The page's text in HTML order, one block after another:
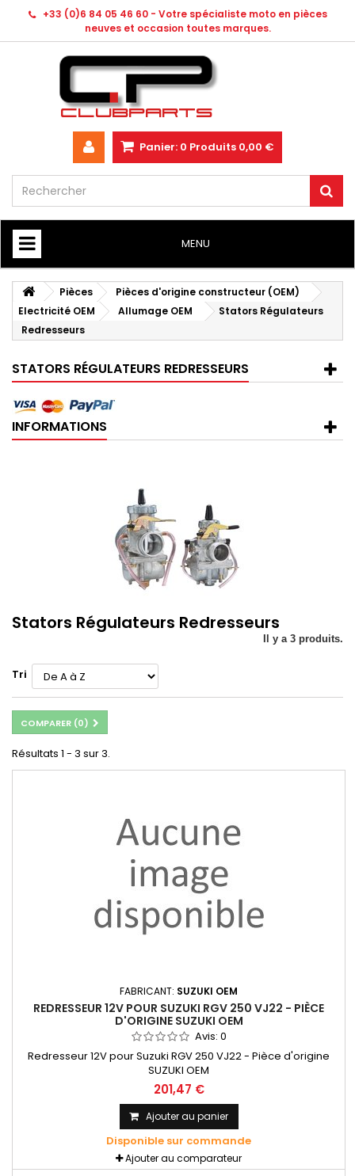
+33 (0)6 84 05 46 60 - Votre spécialiste moto en pièces
neuves et occasion toutes marques.
Panier: 0 Produits 0,00 €
MENU
HOME
Pièces
Pièces d'origine constructeur (OEM)
Electricité OEM
Allumage OEM
Stators Régulateurs
Redresseurs
STATORS RÉGULATEURS REDRESSEURS
INFORMATIONS
Stators Régulateurs Redresseurs
Il y a 3 produits.
Tri
COMPARER (0)
Résultats 1 - 3 sur 3.
FABRICANT: SUZUKI OEM
REDRESSEUR 12V POUR SUZUKI RGV 250 VJ22 - PIÈCE
D'ORIGINE SUZUKI OEM
Avis: 0
Redresseur 12V pour Suzuki RGV 250 VJ22 - Pièce d'origine
SUZUKI OEM
201,47 €
Ajouter au panier
Disponible sur commande
Ajouter au comparateur